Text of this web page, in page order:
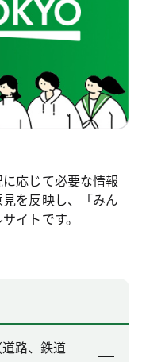
応じて必要な情報
を反映し、「みん
イトです。
路、鉄道